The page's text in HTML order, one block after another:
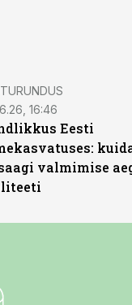
16:46
Eesti
valmimise